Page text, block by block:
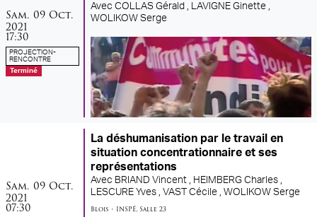
samedi
Sam. 09 octobre
Oct.
2021
17:30
PROJECTION-
RENCONTRE
Terminé
Avec COLLAS Gérald ,
LAVIGNE Ginette ,
WOLIKOW Serge
samedi
Sam. 09 octobre
Oct.
2021
07:30
La déshumanisation par le travail en
situation concentrationnaire et ses
représentations
Avec BRIAND Vincent , HEIMBERG Charles ,
LESCURE Yves , VAST Cécile , WOLIKOW Serge
Blois • INSPÉ, Salle 23